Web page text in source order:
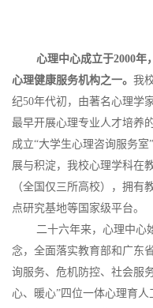
心理中心成立于2000年
心理健康服务机构之一。 我
纪50年代初，由著名心理学
最早开展心理专业人才培养
成立“大学生心理咨询服务
展与积淀，我校心理学科在
（全国仅三所高校），拥有
点研究基地等国家级平台。
二十六年来，心理中心
念，全面落实教育部和广东
询服务、危机防控、社会服
心、暖心”四位一体心理育